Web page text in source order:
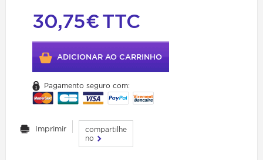
30,75€TTC
ADICIONAR AO CARRINHO
Pagamento seguro com:
Imprimir
compartilhe
no